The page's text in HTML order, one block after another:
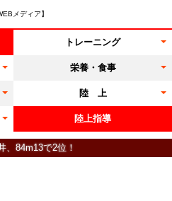
メディア】
トレーニング
栄養・食事
陸 上
陸上指導
、84m13で2位！